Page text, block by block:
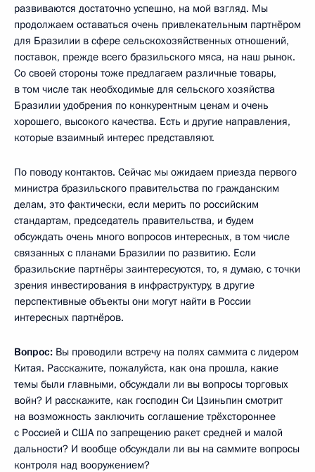
развиваются достаточно успешно, на мой взгляд. Мы
продолжаем оставаться очень привлекательным партнёром
для Бразилии в сфере сельскохозяйственных отношений,
поставок, прежде всего бразильского мяса, на наш рынок.
Со своей стороны тоже предлагаем различные товары,
в том числе так необходимые для сельского хозяйства
Бразилии удобрения по конкурентным ценам и очень
хорошего, высокого качества. Есть и другие направления,
которые взаимный интерес представляют.
По поводу контактов. Сейчас мы ожидаем приезда первого
министра бразильского правительства по гражданским
делам, это фактически, если мерить по российским
стандартам, председатель правительства, и будем
обсуждать очень много вопросов интересных, в том числе
связанных с планами Бразилии по развитию. Если
бразильские партнёры заинтересуются, то, я думаю, с точки
зрения инвестирования в инфраструктуру, в другие
перспективные объекты они могут найти в России
интересных партнёров.
Вопрос: Вы проводили встречу на полях саммита с лидером
Китая. Расскажите, пожалуйста, как она прошла, какие
темы были главными, обсуждали ли вы вопросы торговых
войн? И расскажите, как господин Си Цзиньпин смотрит
на возможность заключить соглашение трёхстороннее
с Россией и США по запрещению ракет средней и малой
дальности? И вообще обсуждали ли вы на саммите вопросы
контроля над вооружением?